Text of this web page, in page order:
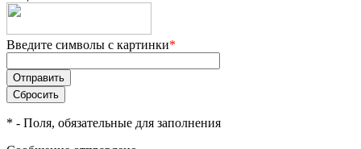
Введите символы с картинки*
* - Поля, обязательные для заполнения